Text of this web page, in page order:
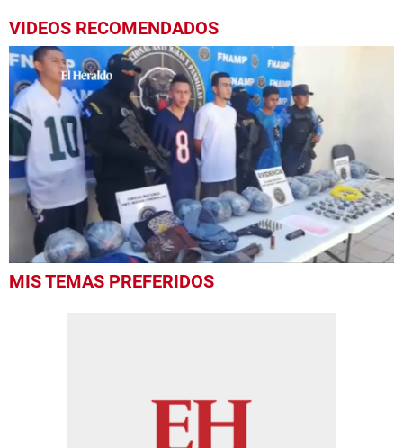
VIDEOS RECOMENDADOS
of
MIS TEMAS PREFERIDOS